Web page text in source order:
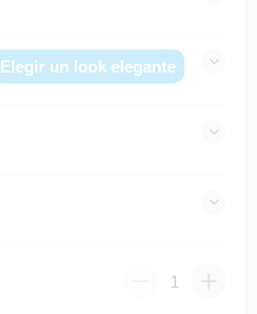
Elegir un look elegante